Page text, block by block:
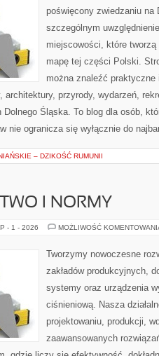
poświęcony zwiedzaniu na
szczególnym
miejscowości, które
mapę tej części Polski.
można znaleźć
architektury, przyrody, wydarzeń,
Śląska. To blog dla osób,
nie ogranicza się wyłącznie do
– DZIKOŚĆ RUMUNII
I NORMY
- 1 - 2026 MOŻLIWOŚĆ
Tworzymy nowoczesne
zakładów produkcyjnych,
systemy oraz urządzenia
ciśnieniową. Nasza
projektowaniu, produkcji,
zaawansowanych